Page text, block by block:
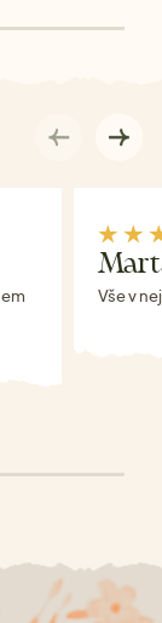
Vše v